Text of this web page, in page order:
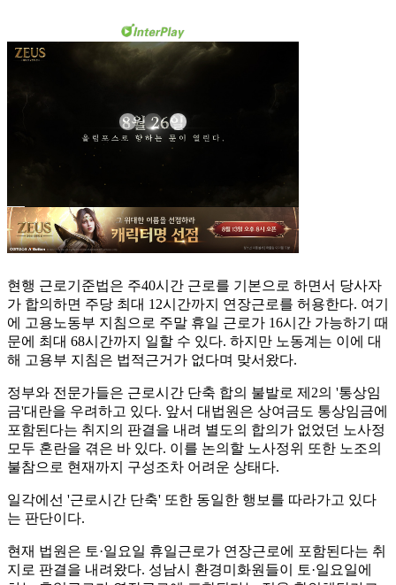
현행 근로기준법은 주40시간 근로를 기본으로 하면서 당사자
가 합의하면 주당 최대 12시간까지 연장근로를 허용한다. 여기
에 고용노동부 지침으로 주말 휴일 근로가 16시간 가능하기 때
문에 최대 68시간까지 일할 수 있다. 하지만 노동계는 이에 대
해 고용부 지침은 법적근거가 없다며 맞서왔다.
정부와 전문가들은 근로시간 단축 합의 불발로 제2의 '통상임
금'대란을 우려하고 있다. 앞서 대법원은 상여금도 통상임금에
포함된다는 취지의 판결을 내려 별도의 합의가 없었던 노사정
모두 혼란을 겪은 바 있다. 이를 논의할 노사정위 또한 노조의
불참으로 현재까지 구성조차 어려운 상태다.
일각에선 '근로시간 단축' 또한 동일한 행보를 따라가고 있다
는 판단이다.
현재 법원은 토·일요일 휴일근로가 연장근로에 포함된다는 취
지로 판결을 내려왔다. 성남시 환경미화원들이 토·일요일에